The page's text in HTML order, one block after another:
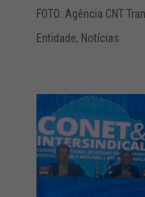
FOTO: Agência CNT
Entidade, Notícias